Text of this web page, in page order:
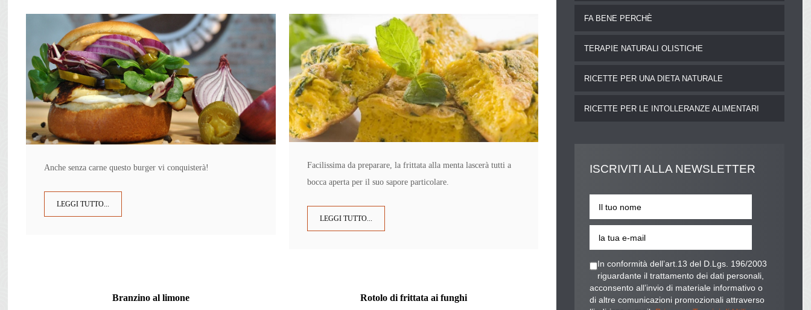
Anche senza carne questo burger vi conquisterà!
LEGGI TUTTO...
Facilissima da preparare, la frittata alla menta lascerà tutti a
bocca aperta per il suo sapore particolare.
LEGGI TUTTO...
Branzino al limone Rotolo di frittata ai funghi
FA BENE PERCHÈ
TERAPIE NATURALI OLISTICHE
RICETTE PER UNA DIETA NATURALE
RICETTE PER LE INTOLLERANZE ALIMENTARI
ISCRIVITIALLA NEWSLETTER
In conformità dell’art.13 del D.Lgs. 196/2003
riguardante il trattamento dei dati personali,
acconsento all’invio di materiale informativo o
di altre comunicazioni promozionali attraverso